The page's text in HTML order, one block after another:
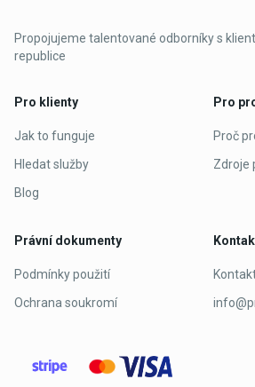
Propojujeme talentované odborníky s
republice
Pro klienty
Jak to funguje
Hledat služby
Blog
Pro
Proč
Zdroje
Právní dokumenty
Podmínky použití
Ochrana soukromí